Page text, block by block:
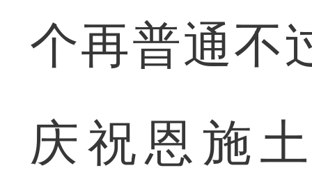
个再普通不
庆祝恩施